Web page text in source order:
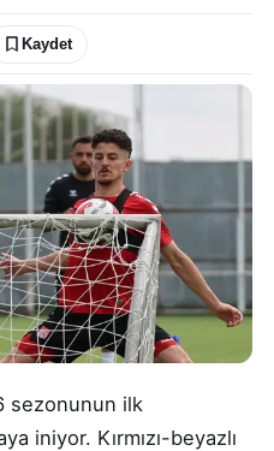
Kaydet
sezonunun ilk
iniyor. Kırmızı-beyazlı